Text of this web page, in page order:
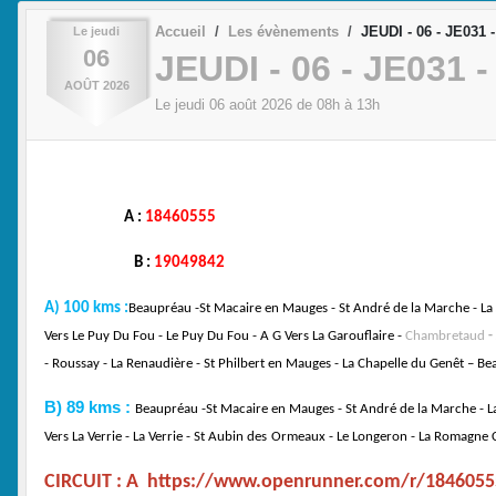
Le jeudi
06
AOÛT 2026
Accueil Les évènements JEUDI - 06 - JE031
JEUDI - 06 - JE031
Le jeudi 06 août 2026 de 08h à 13h
A : 18460555
B : 19049842
A) 100 kms :Beaupréau -St Macaire en Mauges - St André de la Marche -
Vers Le Puy Du Fou - Le Puy Du Fou - A G Vers La Garouflaire - Chambretaud -
- Roussay - La Renaudière - St Philbert en Mauges - La Chapelle du Genêt –
B) 89 kms : Beaupréau -St Macaire en Mauges - St André de la Marche -
Vers La Verrie - La Verrie - St Aubin des Ormeaux - Le Longeron - La
CIRCUIT : A https://www.openrunner.com/r/